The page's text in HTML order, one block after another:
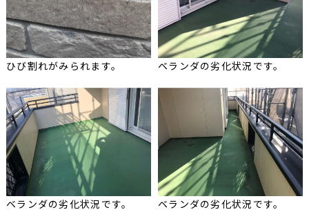
ひび割れがみられます。 ベランダの劣化状況です。
ベランダの劣化状況です。 ベランダの劣化状況です。